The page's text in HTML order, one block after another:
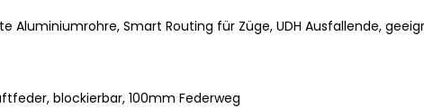
Aluminiumrohre, Smart Routing für Züge, UDH Ausfallende,
blockierbar, 100mm Federweg